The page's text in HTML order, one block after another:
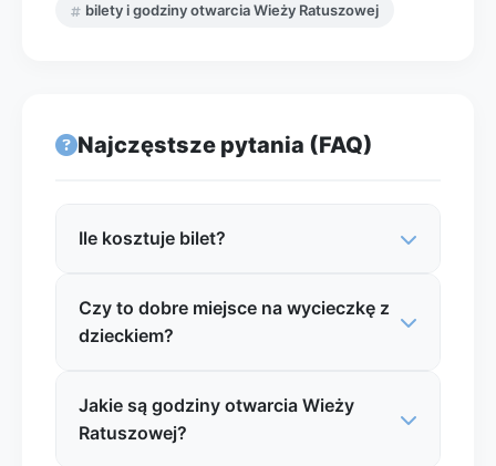
bilety i godziny otwarcia Wieży Ratuszowej
Najczęstsze pytania (FAQ)
Ile kosztuje bilet?
Ceny biletów do Wieży Ratuszowej zwykle
są umiarkowane i mogą wynosić
wybranych grup. Najlepiej sprawdzić
aktualny cennik przed wizytą, ponieważ
Czy to dobre miejsce na wycieczkę z
dzieckiem?
Tak, to dobre miejsce na wycieczkę z
dzieckiem, zwłaszcza jeśli łączysz je ze
Jakie są godziny otwarcia Wieży
Ratuszowej?